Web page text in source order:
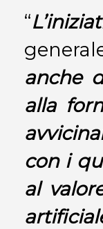
“
anche
alla
con i
al